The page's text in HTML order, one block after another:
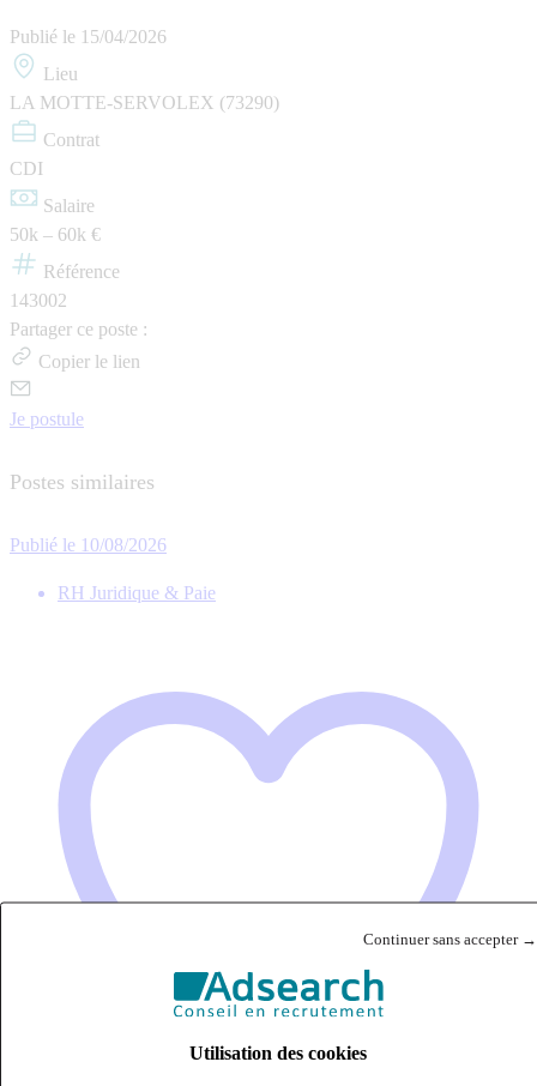
Continuer sans accepter →
Utilisation des cookies
Publié le 15/04/2026
Lieu
LA MOTTE-SERVOLEX (73290)
Contrat
CDI
Salaire
50k – 60k €
Référence
143002
Partager ce poste :
Copier le lien
Je postule
Postes similaires
Publié le 10/08/2026
RH Juridique & Paie